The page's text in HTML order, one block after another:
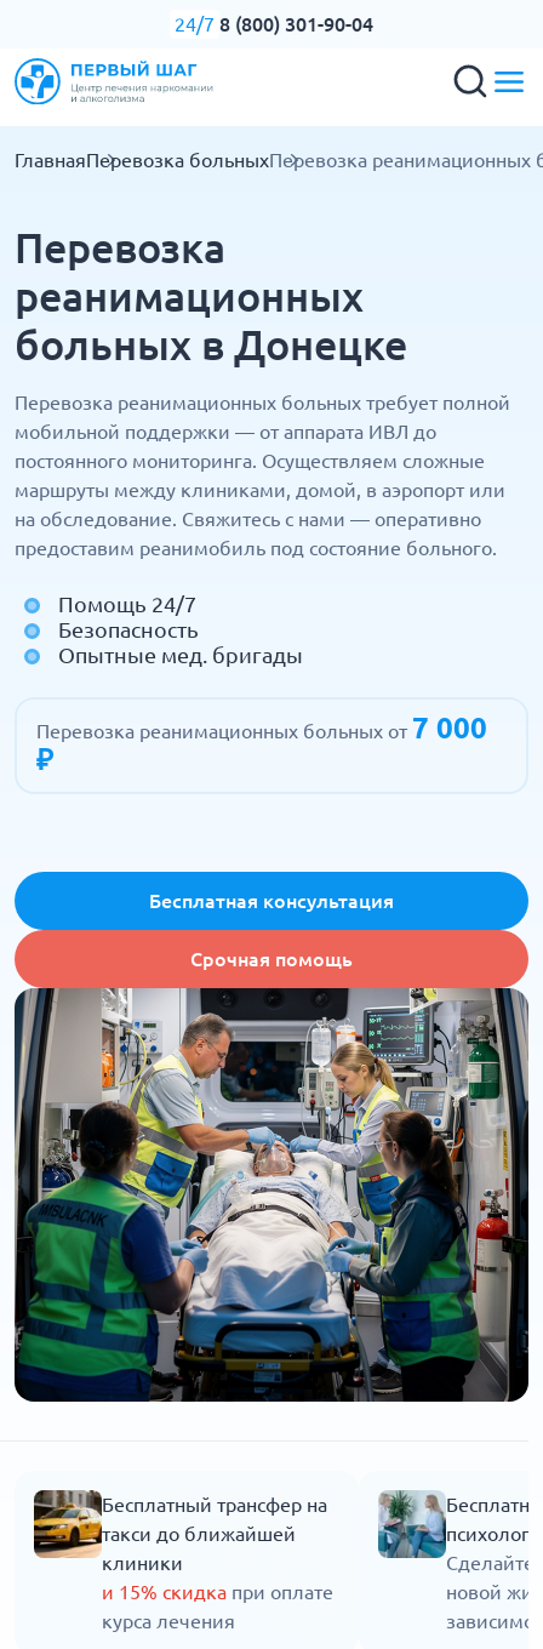
24/7 8 (800) 301-90-04
ГлавнаяПеревозка больныхПеревозка реанимационных
Перевозка
реанимационных
больных в Донецке
Перевозка реанимационных больных требует полной
мобильной поддержки — от аппарата ИВЛ до
постоянного мониторинга. Осуществляем сложные
маршруты между клиниками, домой, в аэропорт или
на обследование. Свяжитесь с нами — оперативно
предоставим реанимобиль под состояние больного.
Помощь 24/7
Безопасность
Опытные мед. бригады
Перевозка реанимационных больных от 7 000
₽
Бесплатная консультация
Срочная помощь
Бесплатный трансфер на
такси до ближайшей
клиники
и 15% скидка при оплате
курса лечения
психолога
Сделайте
новой